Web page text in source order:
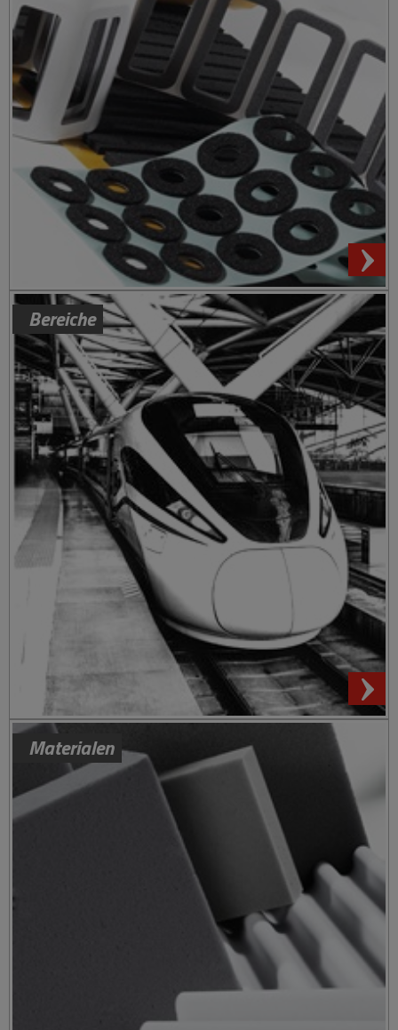
Bereiche
Materialen
We use cookies on our website to give you the most
relevant experience by remembering your preferences
and repeat visits. By clicking “Accept All”, you consent to
the use of ALL the cookies. However, you may visit
"Cookie Settings" to provide a controlled consent.
Usamos cookies en nuestro sitio web para brindarle la
experiencia más relevante recordando sus preferencias y
visitas repetidas. Al hacer clic en "Aceptar todo / Accept
All", acepta el uso de todas las cookies. Sin embargo,
puede visitar "Configuración de cookies / Cookie Settings"
para proporcionar un consentimiento controlado.
Reject All Read More